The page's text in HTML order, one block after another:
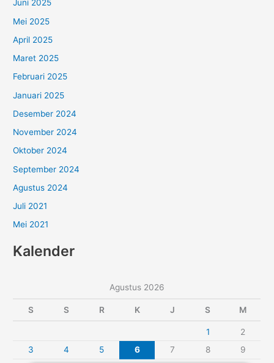
Juni 2025
Mei 2025
April 2025
Maret 2025
Februari 2025
Januari 2025
Desember 2024
November 2024
Oktober 2024
September 2024
Agustus 2024
Juli 2021
Mei 2021
Kalender
Agustus 2026
S S R K J S M
1
2
3
4 5 6 7 8
9